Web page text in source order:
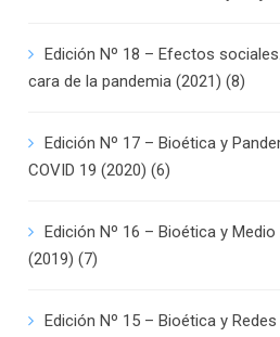
Edición Nº 18 – Efectos
cara de la pandemia (2021) (8)
Edición Nº 17 – Bioética y
COVID 19 (2020) (6)
Edición Nº 16 – Bioética y
(2019) (7)
Edición Nº 15 – Bioética y